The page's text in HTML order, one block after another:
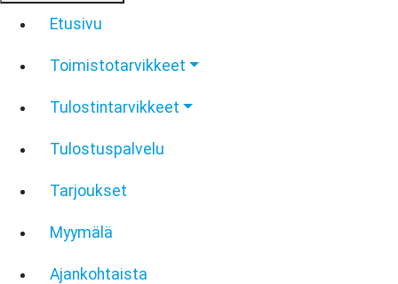
Etusivu
Toimistotarvikkeet
Tulostintarvikkeet
Tulostuspalvelu
Tarjoukset
Myymälä
Ajankohtaista